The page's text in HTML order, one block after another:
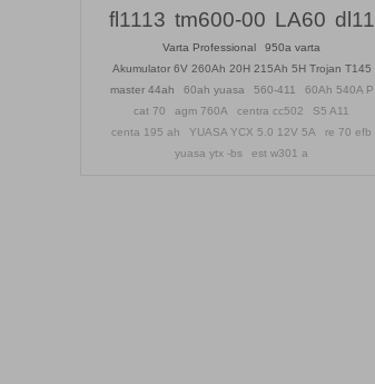
fl1113 tm600-00 LA60 dl11
Varta Professional
950a varta
Akumulator 6V 260Ah 20H 215Ah 5H Trojan T145
master 44ah
60ah yuasa 560-411
60Ah 540A P
cat 70
agm 760A centra cc502
S5 A11
centa 195 ah
YUASA YCX 5.0 12V 5A
re 70 efb
yuasa ytx -bs
est w301 a